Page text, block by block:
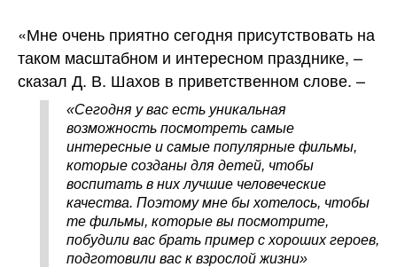
«Мне очень приятно сегодня присутствовать на
таком масштабном и интересном празднике, –
сказал Д. В. Шахов в приветственном слове. –
«Сегодня у вас есть уникальная
возможность посмотреть самые
интересные и самые популярные фильмы,
которые созданы для детей, чтобы
воспитать в них лучшие человеческие
качества. Поэтому мне бы хотелось, чтобы
те фильмы, которые вы посмотрите,
побудили вас брать пример с хороших героев,
подготовили вас к взрослой жизни»